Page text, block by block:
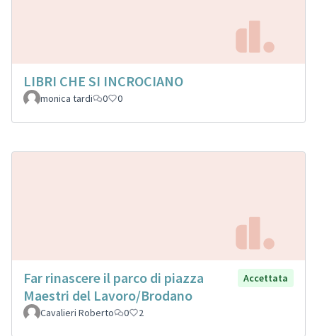
LIBRI CHE SI INCROCIANO
monica tardi 0 0
Far rinascere il parco di piazza
Maestri del Lavoro/Brodano
Accettata
Cavalieri Roberto 0 2